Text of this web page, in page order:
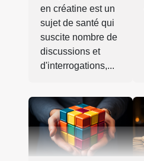
en créatine est un
sujet de santé qui
suscite nombre de
discussions et
d'interrogations,...